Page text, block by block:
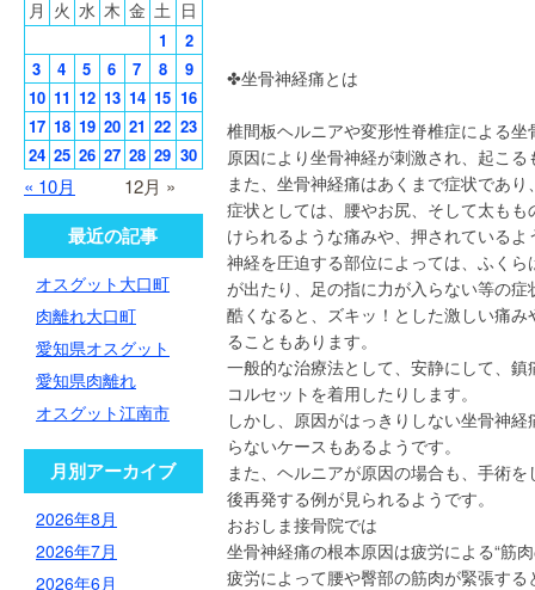
✤坐骨神経痛とは
椎間板ヘルニアや変形性脊椎症による
原因により坐骨神経が刺激され、起こ
また、坐骨神経痛はあくまで症状であ
症状としては、腰やお尻、そして太も
けられるような痛みや、押されている
神経を圧迫する部位によっては、ふく
が出たり、足の指に力が入らない等の
酷くなると、ズキッ！とした激しい痛
ることもあります。
一般的な治療法として、安静にして、
コルセットを着用したりします。
しかし、原因がはっきりしない坐骨神
らないケースもあるようです。
また、ヘルニアが原因の場合も、手術
後再発する例が見られるようです。
おおしま接骨院では
坐骨神経痛の根本原因は疲労による“筋
疲労によって腰や臀部の筋肉が緊張す
月 火 水 木 金 土 日
« 10月 12月 »
1
2
3
4 5 6 7 8
9
10 11 12 13 14 15 16
17 18 19 20 21 22 23
24 25 26 27 28 29 30
最近の記事
オスグット大口町
肉離れ大口町
愛知県オスグット
愛知県肉離れ
オスグット江南市
月別アーカイブ
2026年8月
2026年7月
2026年6月